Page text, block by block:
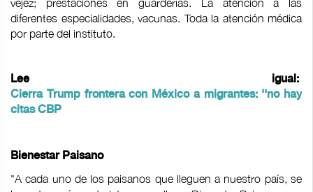
vejez; prestaciones en guarderías. La atención a las
diferentes especialidades, vacunas. Toda la atención médica
por parte del instituto.
Lee igual:
Cierra Trump frontera con México a migrantes: ''no hay
citas CBP
Bienestar Paisano
"A cada uno de los paisanos que lleguen a nuestro país, se